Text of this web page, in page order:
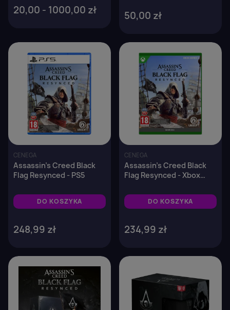
20,00 - 1000,00 zł 50,00 zł
CENEGA
Assassin's Creed Black
Flag Resynced - PS5
DO KOSZYKA
248,99 zł
CENEGA
Assassin's Creed Black
Flag Resynced - Xbox
DO KOSZYKA
234,99 zł
favorite_border
Zaloguj się
You need to be logged in to save products in your
wish list.